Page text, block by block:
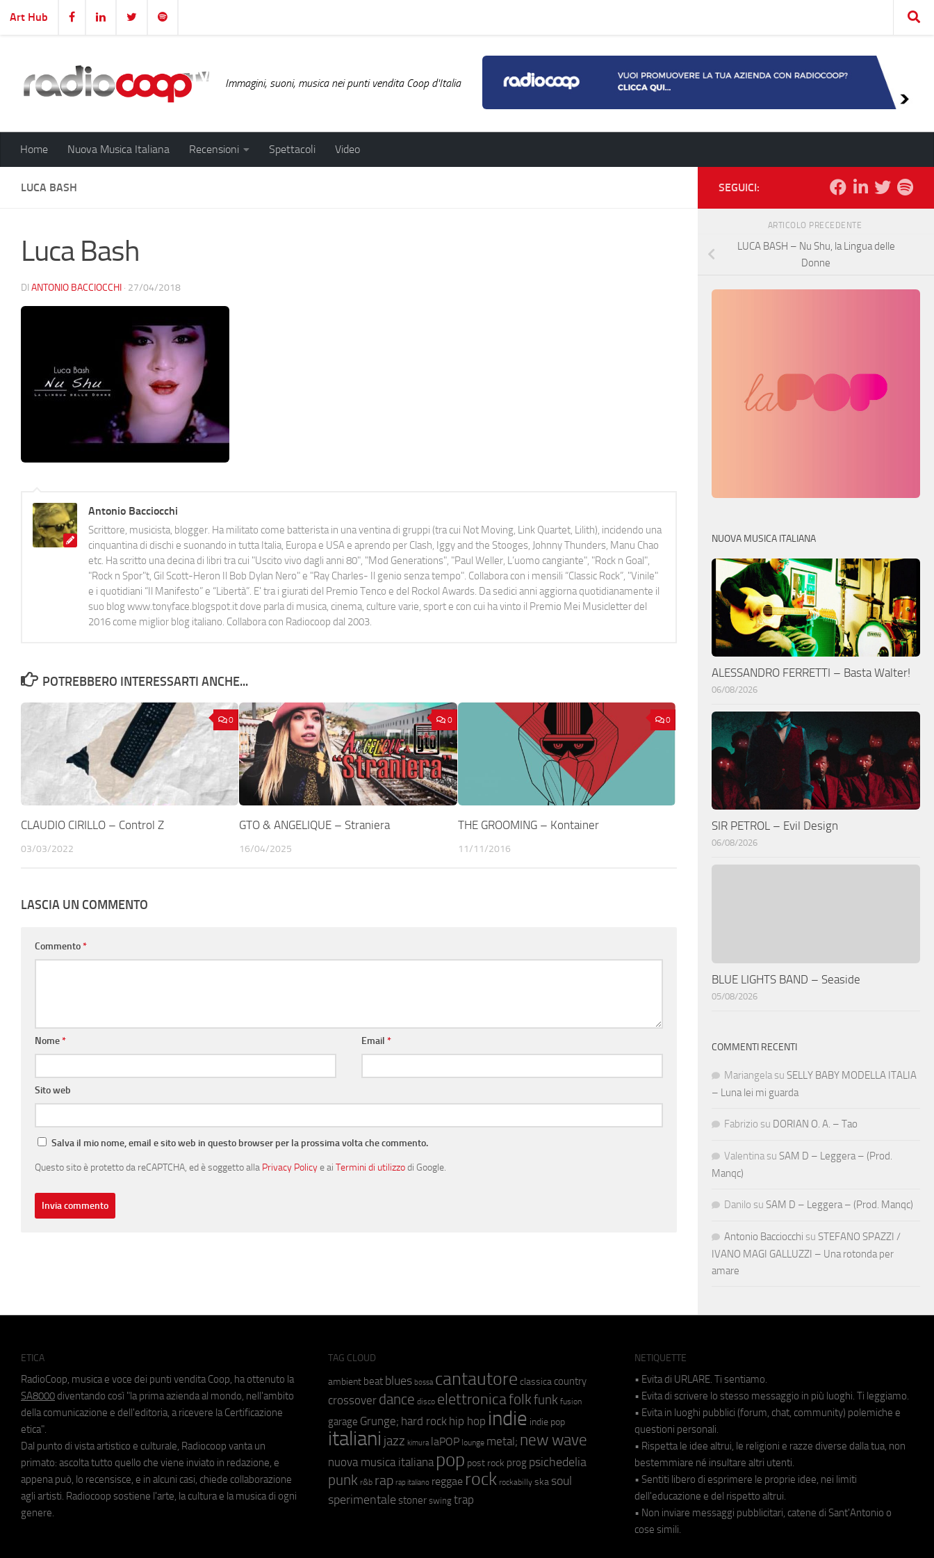
Salta al contenuto
Art Hub
Immagini, suoni, musica nei punti vendita Coop d'Italia
Home Nuova Musica Italiana Recensioni Spettacoli Video
LUCA BASH
Luca Bash
DI ANTONIO BACCIOCCHI · 27/04/2018
Antonio Bacciocchi
Scrittore, musicista, blogger. Ha militato come batterista in una ventina di gruppi (tra cui Not Moving, Link Quartet, Lilith), incidendo una
cinquantina di dischi e suonando in tutta Italia, Europa e USA e aprendo per Clash, Iggy and the Stooges, Johnny Thunders, Manu Chao
etc. Ha scritto una decina di libri tra cui "Uscito vivo dagli anni 80", "Mod Generations", "Paul Weller, L’uomo cangiante", "Rock n Goal",
"Rock n Spor"t, Gil Scott-Heron Il Bob Dylan Nero" e "Ray Charles- Il genio senza tempo". Collabora con i mensili “Classic Rock”, "Vinile"
e i quotidiani “Il Manifesto” e “Libertà”. E' tra i giurati del Premio Tenco e del Rockol Awards. Da sedici anni aggiorna quotidianamente il
suo blog www.tonyface.blogspot.it dove parla di musica, cinema, culture varie, sport e con cui ha vinto il Premio Mei Musicletter del
2016 come miglior blog italiano. Collabora con Radiocoop dal 2003.
POTREBBERO INTERESSARTI ANCHE...
0
CLAUDIO CIRILLO – Control Z
03/03/2022
0
GTO & ANGELIQUE – Straniera
16/04/2025
0
THE GROOMING – Kontainer
11/11/2016
LASCIA UN COMMENTO
Commento*
Nome* Email*
Sito web
Salva il mio nome, email e sito web in questo browser per la prossima volta che commento.
Questo sito è protetto da reCAPTCHA, ed è soggetto alla Privacy Policye ai Termini di utilizzodi Google.
SEGUICI:
ARTICOLO PRECEDENTE
LUCA BASH – Nu Shu, la Lingua delle
Donne
NUOVA MUSICA ITALIANA
ALESSANDRO FERRETTI – Basta Walter!
06/08/2026
SIR PETROL – Evil Design
06/08/2026
BLUE LIGHTS BAND – Seaside
05/08/2026
COMMENTI RECENTI
Mariangela su SELLY BABY MODELLA ITALIA
– Luna lei mi guarda
Fabrizio su DORIAN O. A. – Tao
Valentina su SAM D – Leggera – (Prod.
Manqc)
Danilo su SAM D – Leggera – (Prod. Manqc)
Antonio Bacciocchi su STEFANO SPAZZI /
IVANO MAGI GALLUZZI – Una rotonda per
amare
ETICA
RadioCoop, musica e voce dei punti vendita Coop, ha ottenuto la
SA8000 diventando così "la prima azienda al mondo, nell'ambito
della comunicazione e dell'editoria, a ricevere la Certificazione
etica".
Dal punto di vista artistico e culturale, Radiocoop vanta un
primato: ascolta tutto quello che viene inviato in redazione, e
appena può, lo recensisce, e in alcuni casi, chiede collaborazione
agli artisti. Radiocoop sostiene l'arte, la cultura e la musica di ogni
genere.
TAG CLOUD
ambient beat blues bossa cantautore classica country
crossover dance disco elettronicafolkfunk fusion
garage Grunge; hard rock hip hop indie indie pop
italiani jazz kimura laPOP lounge metal; new wave
nuova musica italiana pop post rock prog psichedelia
punk r&b rap rap italiano reggae rock rockabilly ska soul
sperimentale stoner swing trap
NETIQUETTE
• Evita di URLARE. Ti sentiamo.
• Evita di scrivere lo stesso messaggio in più luoghi. Ti leggiamo.
• Evita in luoghi pubblici (forum, chat, community) polemiche e
questioni personali.
• Rispetta le idee altrui, le religioni e razze diverse dalla tua, non
bestemmiare né insultare altri utenti.
• Sentiti libero di esprimere le proprie idee, nei limiti
dell'educazione e del rispetto altrui.
• Non inviare messaggi pubblicitari, catene di Sant'Antonio o
cose simili.